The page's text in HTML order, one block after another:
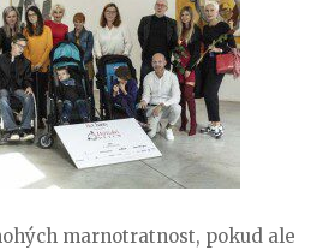
marnotratnost, pokud ale